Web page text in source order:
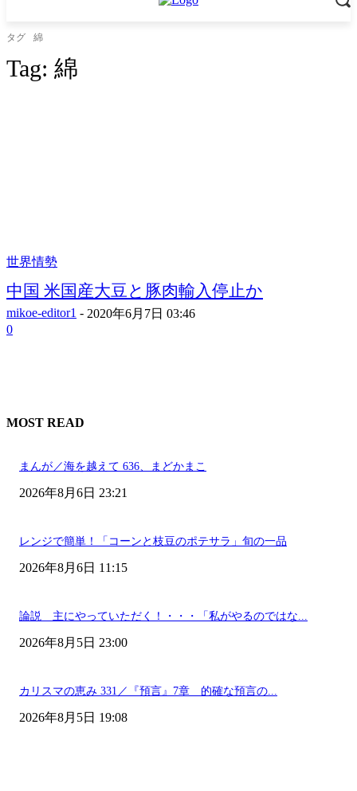
タグ 綿
Tag: 綿
世界情勢
中国 米国産大豆と豚肉輸入停止か
mikoe-editor1 - 2020年6月7日 03:46
0
MOST READ
まんが／海を越えて 636、まどかまこ
2026年8月6日 23:21
レンジで簡単！「コーンと枝豆のポテサラ」旬の一品
2026年8月6日 11:15
論説 主にやっていただく！・・・「私がやるのではな...
2026年8月5日 23:00
カリスマの恵み 331／『預言』7章 的確な預言の...
2026年8月5日 19:08